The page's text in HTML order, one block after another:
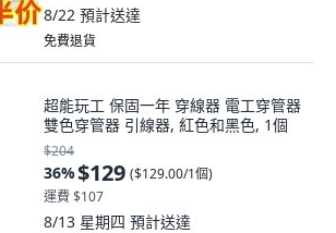
8/22 預計送達
免費退貨
超能玩工 保固一年 穿線器 電工穿管器
雙色穿管器 引線器, 紅色和黑色, 1個
$204
36%$129 ($129.00/1個)
運費 $107
8/13 星期四 預計送達